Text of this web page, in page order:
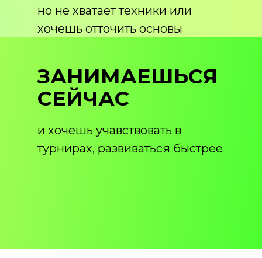
но не хватает техники или
хочешь отточить основы
и хочешь учавствовать в
турнирах, развиваться быстрее
ЗАНИМАЕШЬСЯ
СЕЙЧАС